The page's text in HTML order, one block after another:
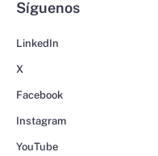
Síguenos
LinkedIn
X
Facebook
Instagram
YouTube